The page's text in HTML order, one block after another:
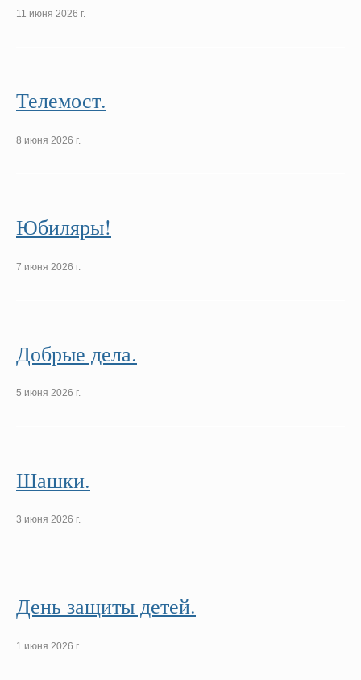
11 июня 2026 г.
Телемост.
8 июня 2026 г.
Юбиляры!
7 июня 2026 г.
Добрые дела.
5 июня 2026 г.
Шашки.
3 июня 2026 г.
День защиты детей.
1 июня 2026 г.